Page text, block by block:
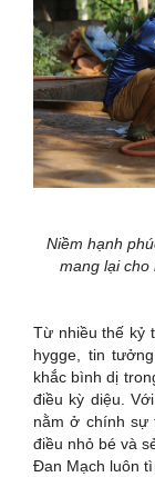
Niềm hạnh
mang lại cho
Từ nhiều thế kỷ
hygge, tin
khắc bình dị
điều kỳ diệu.
nằm ở chính sự
điều nhỏ bé và
Đan Mạch luôn